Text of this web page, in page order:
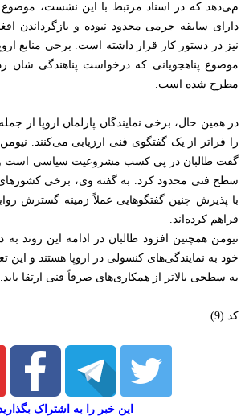
می‌دهد که در اسناد مرتبط با این نشست، موضوع
دارای سابقه جرمی محدود نبوده و بازگرداندن
نیز در دستور کار قرار داشته است. برخی منابع
موضوع پناهجویانی که درخواست پناهندگی‌ شان
مطرح شده است.
در همین حال، برخی نمایندگان پارلمان اروپا از
را فراتر از یک گفتگوی فنی ارزیابی می‌کنند.
گفت طالبان در پی کسب مشروعیت سیاسی است و
سطح فنی محدود کرد. به گفته وی، برخی کشورهای
با پذیرش چنین گفتگوهایی عملاً زمینه گسترش
فراهم کرده‌اند.
نیومن همچنین افزود طالبان در ادامه این روند
خود به نمایندگی‌های کنسولی در اروپا هستند و این
به سطحی بالاتر از همکاری‌های صرفاً فنی ارتقا یابد.
کد (9)
این خبر را به اشتراک